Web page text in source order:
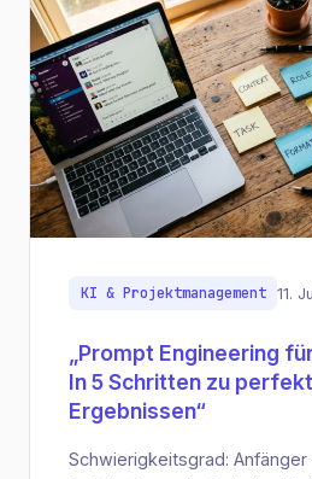
KI & Projektmanagement 11.
„Prompt Engineering
In 5 Schritten zu
Ergebnissen“
Schwierigkeitsgrad: Anfänger